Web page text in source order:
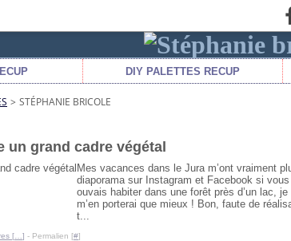
DIY PALETTES RECUP
> STÉPHANIE BRICOLE
un grand cadre végétal
Mes vacances dans le Jura m’ont vraiment
diaporama sur Instagram et Facebook si
ouvais habiter dans une forêt près d’un lac,
m’en porterai que mieux ! Bon, faute de
t...
[ ] - Permalien [#]